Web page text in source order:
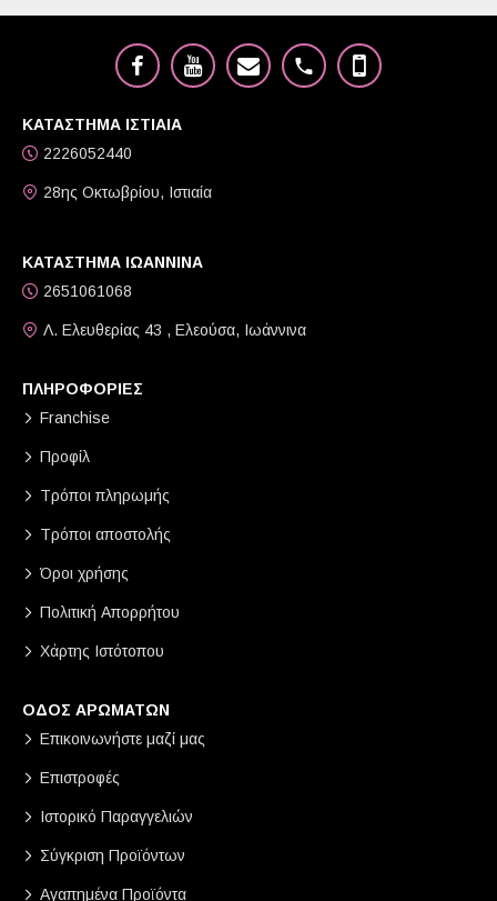
ΚΑΤΑΣΤΗΜΑ ΙΣΤΙΑΙΑ
2226052440
28ης Οκτωβρίου, Ιστιαία
ΚΑΤΑΣΤΗΜΑ ΙΩΑΝΝΙΝΑ
2651061068
Λ. Ελευθερίας 43 , Ελεούσα, Ιωάννινα
ΠΛΗΡΟΦΟΡΙΕΣ
Franchise
Προφίλ
Τρόποι πληρωμής
Τρόποι αποστολής
Όροι χρήσης
Πολιτική Απορρήτου
Χάρτης Ιστότοπου
ΟΔΟΣ ΑΡΩΜΑΤΩΝ
Επικοινωνήστε μαζί μας
Επιστροφές
Ιστορικό Παραγγελιών
Σύγκριση Προϊόντων
Αγαπημένα Προϊόντα